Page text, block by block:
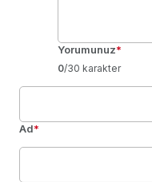
Yorumunuz*
0/30 karakter
Ad*